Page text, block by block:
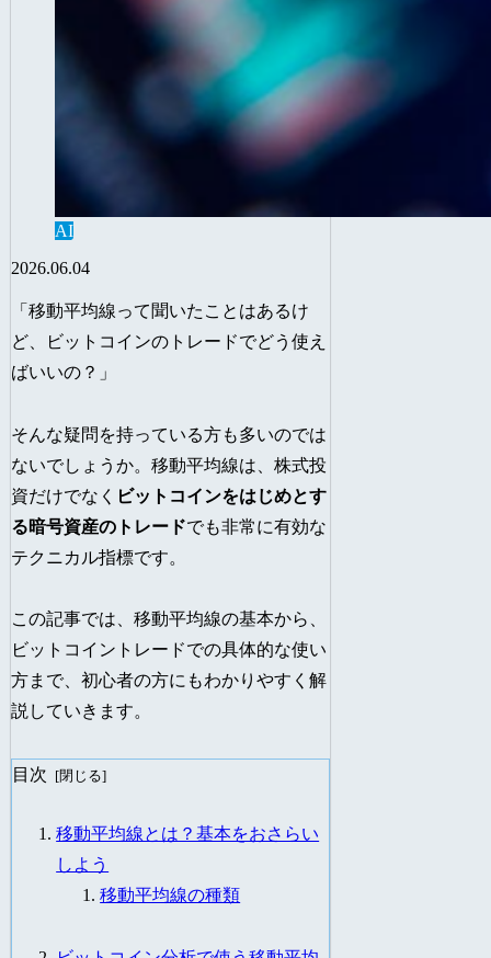
AI
2026.06.04
「移動平均線って聞いたことはあるけ
ど、ビットコインのトレードでどう使え
ばいいの？」
そんな疑問を持っている方も多いのでは
ないでしょうか。移動平均線は、株式投
資だけでなく ビットコインをはじめとす
る暗号資産のトレードでも非常に有効な
テクニカル指標です。
この記事では、移動平均線の基本から、
ビットコイントレードでの具体的な使い
方まで、初心者の方にもわかりやすく解
説していきます。
目次
移動平均線とは？基本をおさらい
しよう
移動平均線の種類